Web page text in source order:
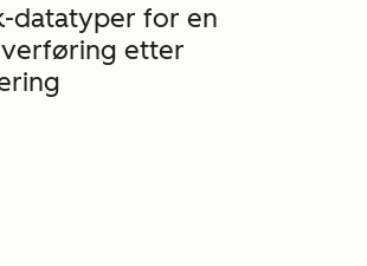
datatyper for en
etter